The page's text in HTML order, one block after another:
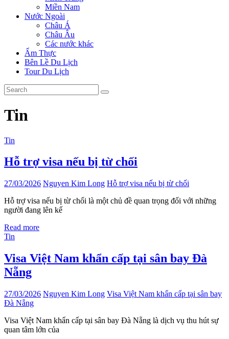
Miền Nam
Nước Ngoài
Châu Á
Châu Âu
Các nước khác
Ẩm Thực
Bên Lề Du Lịch
Tour Du Lịch
Tin
Tin
Hỗ trợ visa nếu bị từ chối
27/03/2026 Nguyen Kim Long Hỗ trợ visa nếu bị từ chối
Hỗ trợ visa nếu bị từ chối là một chủ đề quan trọng đối với những
người đang lên kế
Read more
Tin
Visa Việt Nam khẩn cấp tại sân bay Đà
Nẵng
27/03/2026 Nguyen Kim Long Visa Việt Nam khẩn cấp tại sân bay
Đà Nẵng
Visa Việt Nam khẩn cấp tại sân bay Đà Nẵng là dịch vụ thu hút sự
quan tâm lớn của